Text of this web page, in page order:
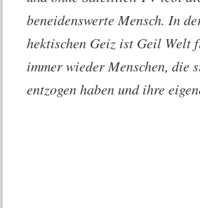
beneidenswerte Mensch. In
hektischen Geiz ist Geil Welt
immer wieder Menschen, die
entzogen haben und ihre